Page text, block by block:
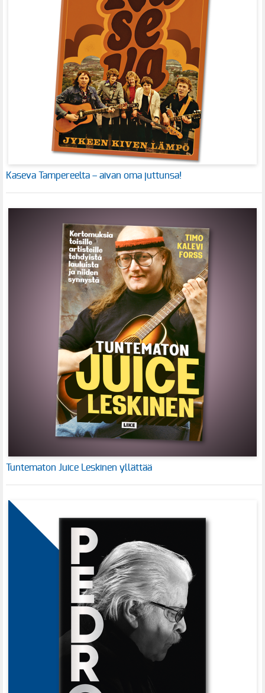
Kaseva Tampereelta – aivan oma juttunsa!
Tuntematon Juice Leskinen yllättää